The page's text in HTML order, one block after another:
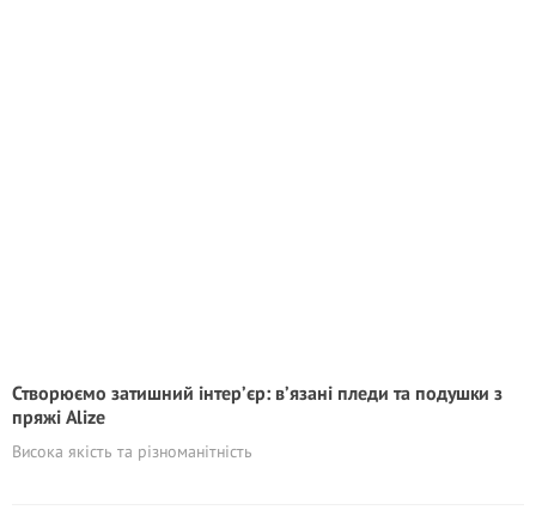
Створюємо затишний інтер’єр: в’язані пледи та подушки з
пряжі Alize
Висока якість та різноманітність